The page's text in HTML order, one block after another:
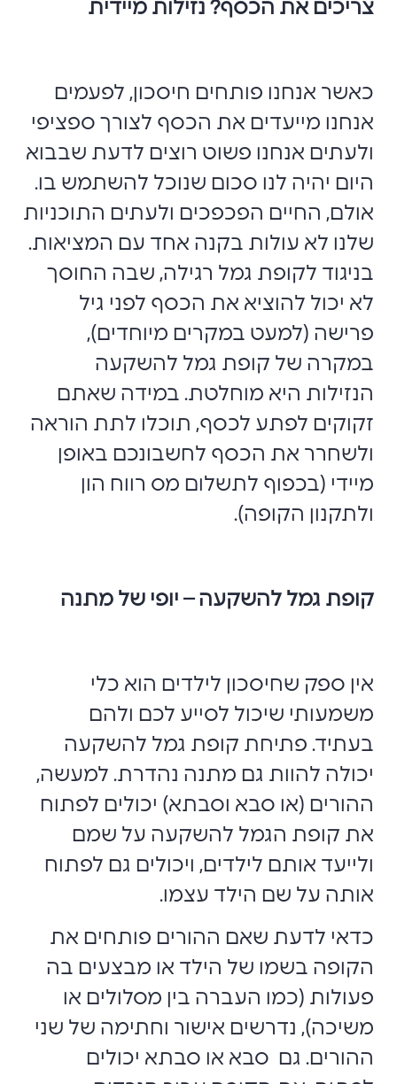
צריכים את הכסף? נזילות מיידית
כאשר אנחנו פותחים חיסכון, לפעמים
אנחנו מייעדים את הכסף לצורך ספציפי
ולעתים אנחנו פשוט רוצים לדעת שבבוא
היום יהיה לנו סכום שנוכל להשתמש בו.
אולם, החיים הפכפכים ולעתים התוכניות
שלנו לא עולות בקנה אחד עם המציאות.
בניגוד לקופת גמל רגילה, שבה החוסך
לא יכול להוציא את הכסף לפני גיל
פרישה (למעט במקרים מיוחדים),
במקרה של קופת גמל להשקעה
הנזילות היא מוחלטת. במידה שאתם
זקוקים לפתע לכסף, תוכלו לתת הוראה
ולשחרר את הכסף לחשבונכם באופן
מיידי (בכפוף לתשלום מס רווח הון
ולתקנון הקופה).
קופת גמל להשקעה – יופי של מתנה
אין ספק שחיסכון לילדים הוא כלי
משמעותי שיכול לסייע לכם ולהם
בעתיד. פתיחת קופת גמל להשקעה
יכולה להוות גם מתנה נהדרת. למעשה,
ההורים (או סבא וסבתא) יכולים לפתוח
את קופת הגמל להשקעה על שמם
ולייעד אותם לילדים, ויכולים גם לפתוח
אותה על שם הילד עצמו.
כדאי לדעת שאם ההורים פותחים את
הקופה בשמו של הילד או מבצעים בה
פעולות (כמו העברה בין מסלולים או
משיכה), נדרשים אישור וחתימה של שני
ההורים. גם סבא או סבתא יכולים